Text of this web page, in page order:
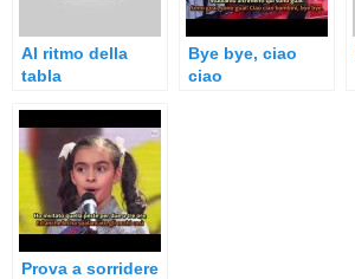
Al ritmo della
tabla
Bye bye, ciao
ciao
Prova a sorridere